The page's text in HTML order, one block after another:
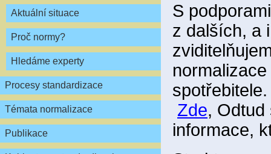
Aktuální situace
Proč normy?
Hledáme experty
Procesy standardizace
Témata normalizace
Publikace
S
z dalších, a
Zde, Odtud
informace,